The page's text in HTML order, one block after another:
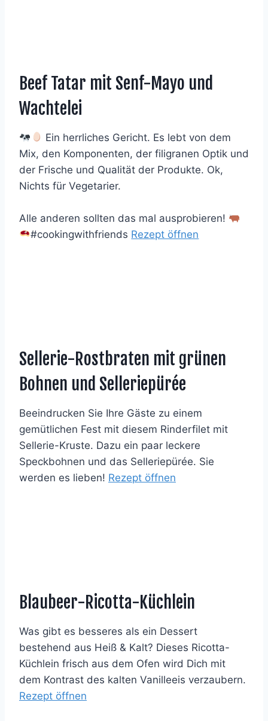
Beef Tatar mit Senf-Mayo und
Wachtelei
Ein herrliches Gericht. Es lebt von dem
Mix, den Komponenten, der filigranen Optik und
der Frische und Qualität der Produkte. Ok,
Nichts für Vegetarier.
Alle anderen sollten das mal ausprobieren!
#cookingwithfriends Rezept öffnen
Sellerie-Rostbraten mit grünen
Bohnen und Selleriepürée
Beeindrucken Sie Ihre Gäste zu einem
gemütlichen Fest mit diesem Rinderfilet mit
Sellerie-Kruste. Dazu ein paar leckere
Speckbohnen und das Selleriepürée. Sie
werden es lieben! Rezept öffnen
Blaubeer-Ricotta-Küchlein
Was gibt es besseres als ein Dessert
bestehend aus Heiß & Kalt? Dieses Ricotta-
Küchlein frisch aus dem Ofen wird Dich mit
dem Kontrast des kalten Vanilleeis verzaubern.
Rezept öffnen